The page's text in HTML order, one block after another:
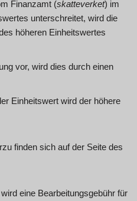
Finanzamt (skatteverket) im
unterschreitet, wird die
höheren Einheitswertes
vor, wird dies durch einen
Einheitswert wird der höhere
finden sich auf der Seite des
eine Bearbeitungsgebühr für